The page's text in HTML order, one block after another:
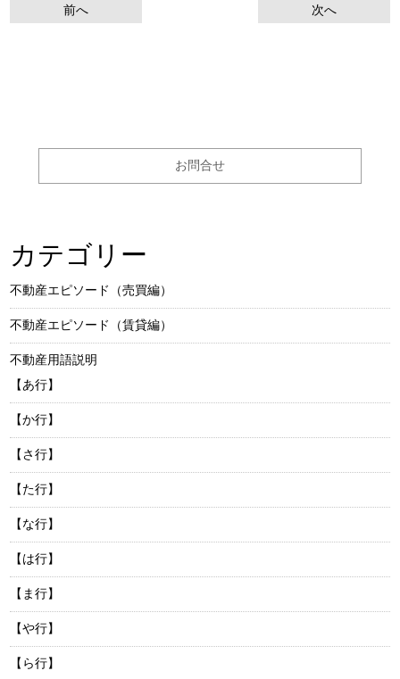
前へ 次へ
お問合せ
カテゴリー
不動産エピソード（売買編）
不動産エピソード（賃貸編）
不動産用語説明
【あ行】
【か行】
【さ行】
【た行】
【な行】
【は行】
【ま行】
【や行】
【ら行】